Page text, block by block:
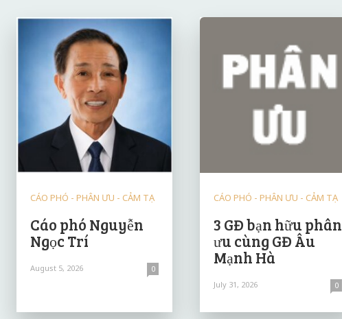
CÁO PHÓ - PHÂN ƯU - CẢM TẠ
Cáo phó Nguyễn
Ngọc Trí
August 5, 2026 0
CÁO PHÓ - PHÂN ƯU - CẢM TẠ
3 GĐ bạn hữu phân
ưu cùng GĐ Âu
Mạnh Hà
July 31, 2026 0